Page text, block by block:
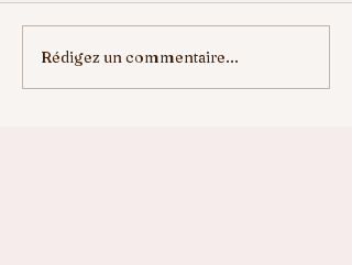
ELLE VA NOUS
Rédigez un commentaire...